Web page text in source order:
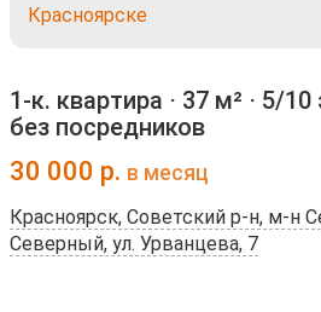
Красноярске
1-к. квартира ⋅ 37 м² ⋅ 5/10
без посредников
30 000 р. в месяц
Красноярск, Советский р-н, м-н
Северный, ул. Урванцева, 7